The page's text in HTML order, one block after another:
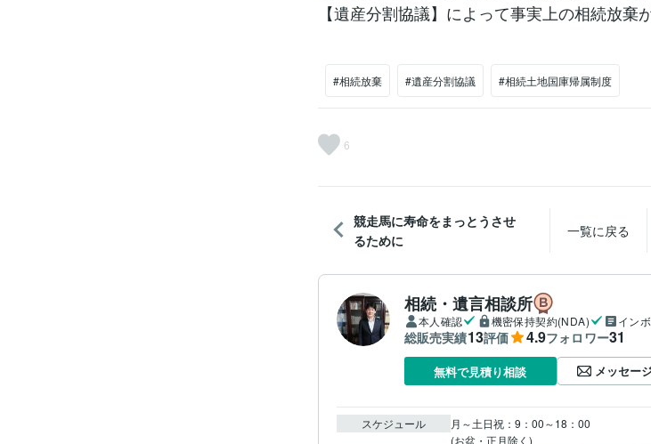
【遺産分割協議】によって事実上の相続放棄
#相続放棄 #遺産分割協議 #相続土地国庫帰属制度
6
競走馬に寿命をまっとうさせ
るために
一覧に戻る
相続・遺言相談所
本人確認 機密保持契約(NDA) イン
総販売実績13評価 4.9フォロワー31
無料で見積り相談 メッセー
スケジュール
月～土日祝：9：00～18：00
(お盆・正月除く)